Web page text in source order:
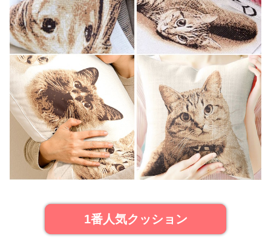
1番人気クッション